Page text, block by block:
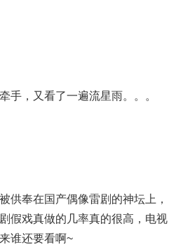
手，又看了一遍流星雨。。。
供奉在国产偶像雷剧的神坛上，
假戏真做的几率真的很高，电视
谁还要看啊~